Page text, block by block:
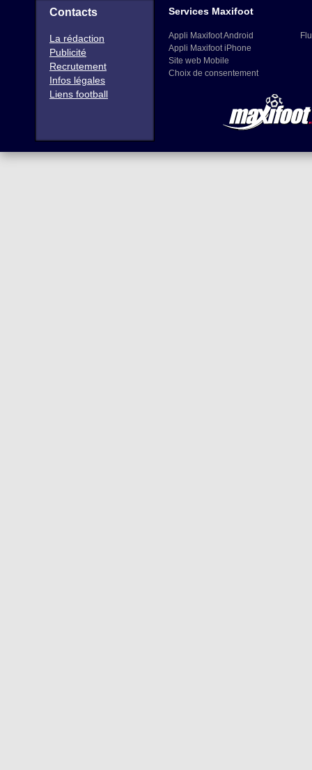
Contacts
La rédaction
Publicité
Recrutement
Infos légales
Liens football
Services Maxifoot
Appli Maxifoot Android
Appli Maxifoot iPhone
Site web Mobile
Choix de consentement